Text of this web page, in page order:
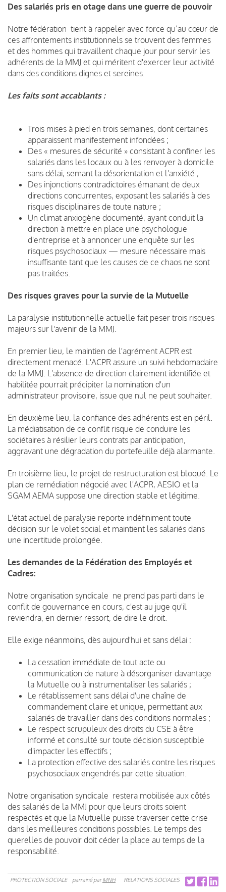
Des salariés pris en otage dans une guerre de pouvoir
Notre fédération tient à rappeler avec force qu’au cœur de
ces affrontements institutionnels se trouvent des femmes
et des hommes qui travaillent chaque jour pour servir les
adhérents de la MMJ et qui méritent d'exercer leur activité
dans des conditions dignes et sereines.
Les faits sont accablants :
Trois mises à pied en trois semaines, dont certaines
apparaissent manifestement infondées ;
Des « mesures de sécurité » consistant à confiner les
salariés dans les locaux ou à les renvoyer à domicile
sans délai, semant la désorientation et l'anxiété ;
Des injonctions contradictoires émanant de deux
directions concurrentes, exposant les salariés à des
risques disciplinaires de toute nature ;
Un climat anxiogène documenté, ayant conduit la
direction à mettre en place une psychologue
d'entreprise et à annoncer une enquête sur les
risques psychosociaux — mesure nécessaire mais
insuffisante tant que les causes de ce chaos ne sont
pas traitées.
Des risques graves pour la survie de la Mutuelle
La paralysie institutionnelle actuelle fait peser trois risques
majeurs sur l'avenir de la MMJ.
En premier lieu, le maintien de l'agrément ACPR est
directement menacé. L'ACPR assure un suivi hebdomadaire
de la MMJ. L'absence de direction clairement identifiée et
habilitée pourrait précipiter la nomination d'un
administrateur provisoire, issue que nul ne peut souhaiter.
En deuxième lieu, la confiance des adhérents est en péril.
La médiatisation de ce conflit risque de conduire les
sociétaires à résilier leurs contrats par anticipation,
aggravant une dégradation du portefeuille déjà alarmante.
En troisième lieu, le projet de restructuration est bloqué. Le
plan de remédiation négocié avec l'ACPR, AESIO et la
SGAM AEMA suppose une direction stable et légitime.
L'état actuel de paralysie reporte indéfiniment toute
décision sur le volet social et maintient les salariés dans
une incertitude prolongée.
Les demandes de la Fédération des Employés et
Cadres:
Notre organisation syndicale ne prend pas parti dans le
conflit de gouvernance en cours, c'est au juge qu'il
reviendra, en dernier ressort, de dire le droit.
Elle exige néanmoins, dès aujourd'hui et sans délai :
La cessation immédiate de tout acte ou
communication de nature à désorganiser davantage
la Mutuelle ou à instrumentaliser les salariés ;
Le rétablissement sans délai d'une chaîne de
commandement claire et unique, permettant aux
salariés de travailler dans des conditions normales ;
Le respect scrupuleux des droits du CSE à être
informé et consulté sur toute décision susceptible
d'impacter les effectifs ;
La protection effective des salariés contre les risques
psychosociaux engendrés par cette situation.
Notre organisation syndicale restera mobilisée aux côtés
des salariés de la MMJ pour que leurs droits soient
respectés et que la Mutuelle puisse traverser cette crise
dans les meilleures conditions possibles. Le temps des
querelles de pouvoir doit céder la place au temps de la
responsabilité.
PROTECTION SOCIALE parrainé parMNH RELATIONS SOCIALES